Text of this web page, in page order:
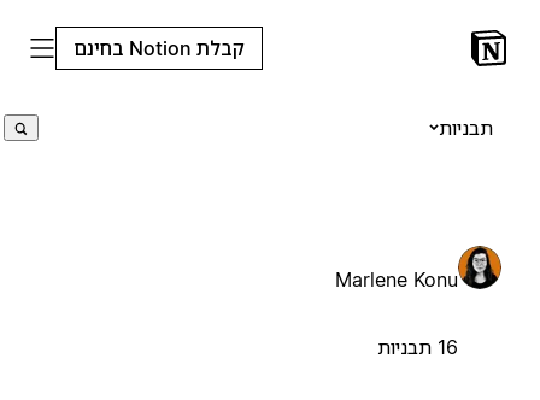
קבלת Notion בחינם
תבניות
Marlene Konu